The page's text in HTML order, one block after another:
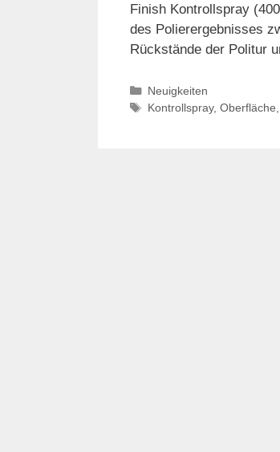
Finish Kontrollspray
des Polierergebnisses
Rückstände der Politur
Kategorien
Neuigkeiten
Schlagwörter
Kontrollspray, Oberfläche